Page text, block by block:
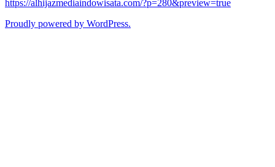
https://alhijazmediaindowisata.com/?p=280&preview=true
Proudly powered by WordPress.